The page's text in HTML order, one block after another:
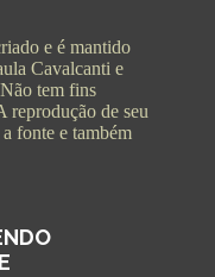
e é mantido
Cavalcanti e
tem fins
reprodução de seu
fonte e também